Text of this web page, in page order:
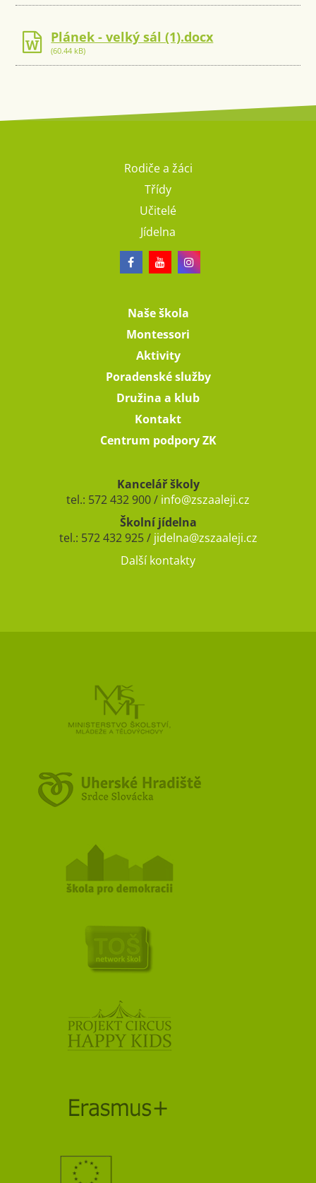
Plánek - velký sál (1).docx
(60.44 kB)
Rodiče a žáci
Třídy
Učitelé
Jídelna
Naše škola
Montessori
Aktivity
Poradenské služby
Družina a klub
Kontakt
Centrum podpory ZK
Kancelář školy
tel.: 572 432 900 / info@zszaaleji.cz
Školní jídelna
tel.: 572 432 925 / jidelna@zszaaleji.cz
Další kontakty